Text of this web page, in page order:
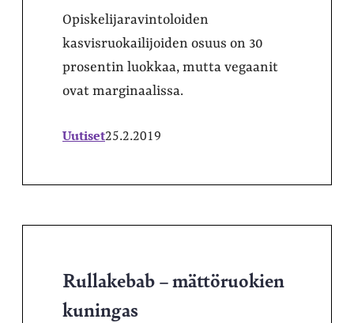
Opiskelijaravintoloiden
kasvisruokailijoiden osuus on 30
prosentin luokkaa, mutta vegaanit
ovat marginaalissa.
Uutiset25.2.2019
Rullakebab – mättöruokien
kuningas